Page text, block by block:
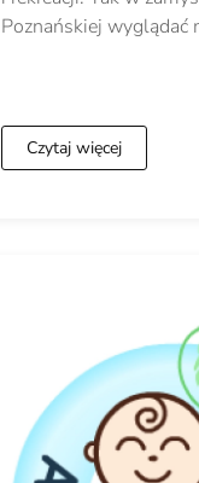
Poznańskiej wyglądać
Czytaj więcej